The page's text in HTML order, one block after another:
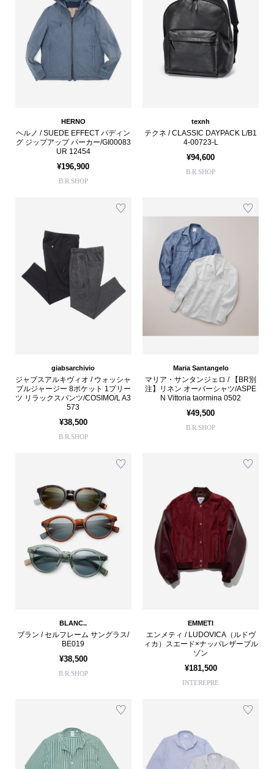
HERNO
ヘルノ / SUEDE EFFECT パディン
グ ジップアップ パーカー/GI00083
UR 12454
¥196,900
B.R.SHOP
texnh
テクネ / CLASSIC DAYPACK L/B1
4-00723-L
¥94,600
B.R.SHOP
giabsarchivio
ジャブスアルキヴィオ / ウォッシャ
ブルジャージー 8ポケット 1プリー
ツ リラックスパンツ/COSIMO/L A3
573
¥38,500
B.R.SHOP
Maria Santangelo
マリア・サンタンジェロ / 【BR別
注】リネン オーバーシャツ/ASPE
N Vittoria taormina 0502
¥49,500
B.R.SHOP
BLANC..
ブラン / セルフレーム サングラス/
BE019
¥38,500
B.R.SHOP
EMMETI
エンメティ / LUDOVICA（ルドヴ
ィカ）スエード×ナッパレザーブル
ゾン
¥181,500
INTEREPRE